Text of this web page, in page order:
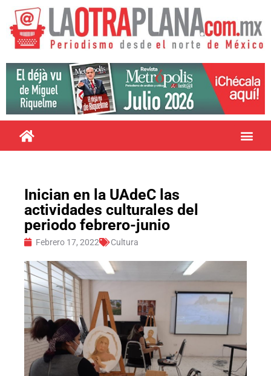
Inician en la UAdeC las
actividades culturales del
periodo febrero-junio
Febrero 17, 2022 Cultura